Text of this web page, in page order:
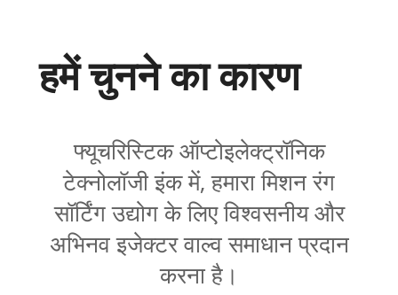
हमें चुनने का कारण
फ्यूचरिस्टिक ऑप्टोइलेक्ट्रॉनिक
टेक्नोलॉजी इंक में, हमारा मिशन रंग
सॉर्टिंग उद्योग के लिए विश्वसनीय और
अभिनव इजेक्टर वाल्व समाधान प्रदान
करना है।